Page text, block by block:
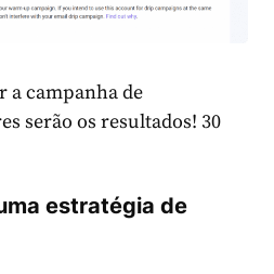
a campanha de
serão os resultados! 30
estratégia de